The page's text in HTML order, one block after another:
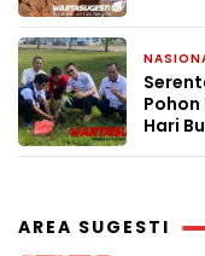
Pohon
Hari
AREA SUGESTI